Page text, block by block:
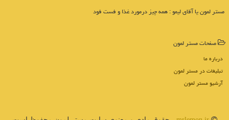
مستر لمون یا آقای لیمو : همه چیز درمورد غذا و فست فود
صفحات مستر لمون
درباره ما
تبلیغات در مستر لمون
آرشیو مستر لمون